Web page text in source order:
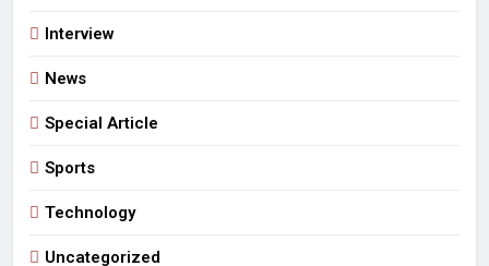
Interview
News
Special Article
Sports
Technology
Uncategorized